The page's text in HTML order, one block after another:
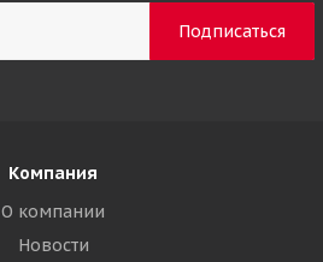
Компания
О компании
Новости